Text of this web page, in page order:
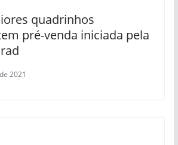
quadrinhos
pré-venda iniciada pela
2021